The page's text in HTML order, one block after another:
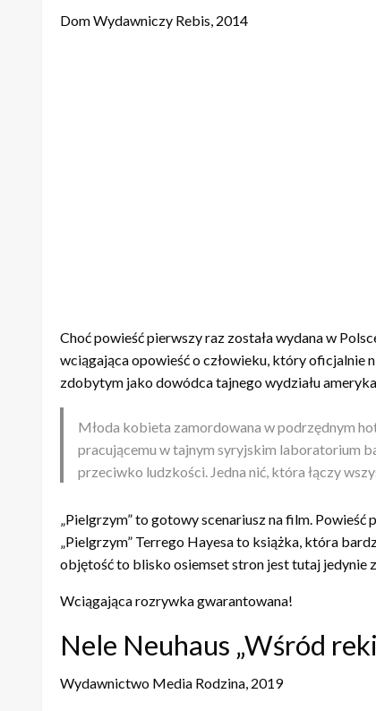
Dom Wydawniczy Rebis, 2014
Choć powieść pierwszy raz została wydana w
wciągająca opowieść o człowieku, który oficjalnie
zdobytym jako dowódca tajnego wydziału
Młoda kobieta zamordowana w podrzędnym
pracującemu w tajnym syryjskim laboratorium
przeciwko ludzkości. Jedna nić, która łączy
„Pielgrzym” to gotowy scenariusz na film.
„Pielgrzym” Terrego Hayesa to książka, która
objętość to blisko osiemset stron jest tutaj jedynie
Wciągająca rozrywka gwarantowana!
Nele Neuhaus „Wśród
Wydawnictwo Media Rodzina, 2019